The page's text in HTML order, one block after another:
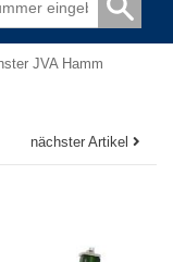
JVA Hamm
nächster Artikel